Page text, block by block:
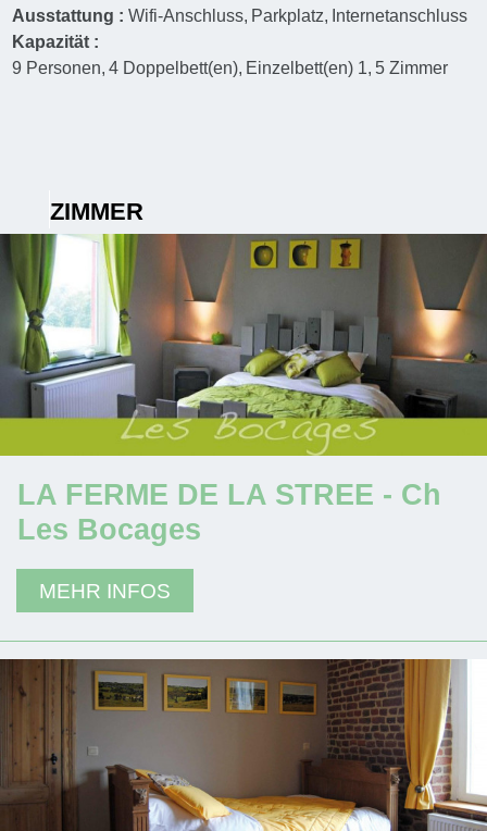
Ausstattung :Wifi-Anschluss Parkplatz
Internetanschluss
Kapazität :
9 Personen 4 Doppelbett(en) Einzelbett(en) 1 5 Zimmer
ZIMMER
LA FERME DE LA STREE - Ch
Les Bocages
MEHR INFOS